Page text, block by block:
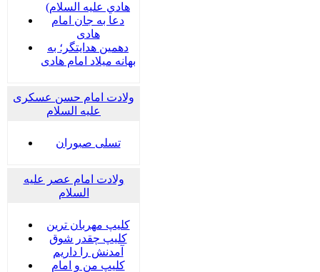
هادي عليه السلام)
دعا به جان امام
هادی
دهمین هدایتگر؛ به
بهانه میلاد امام هادی
ولادت امام حسن عسکری
علیه السلام
تسلی صبوران
ولادت امام عصر علیه
السلام
کلیپ مهربان ترین
کلیپ چقدر شوق
آمدنش را داریم
کلیپ من و امام